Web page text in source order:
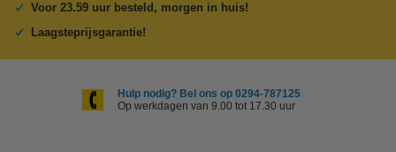
Voor 23.59 uur besteld, morgen in huis!
Laagsteprijsgarantie!
Hulp nodig? Bel ons op 0294-787125
Op werkdagen van 9.00 tot 17.30 uur